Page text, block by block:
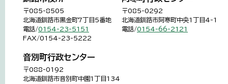
〒085-8505
北海道釧路市黒金町7丁目5番地
電話/0154-23-5151
FAX/0154-23-5222
〒085-0292
北海道釧路市阿寒町中央1丁目4-1
電話/0154-66-2121
音別町行政センター
〒088-0192
北海道釧路市音別町中園1丁目134